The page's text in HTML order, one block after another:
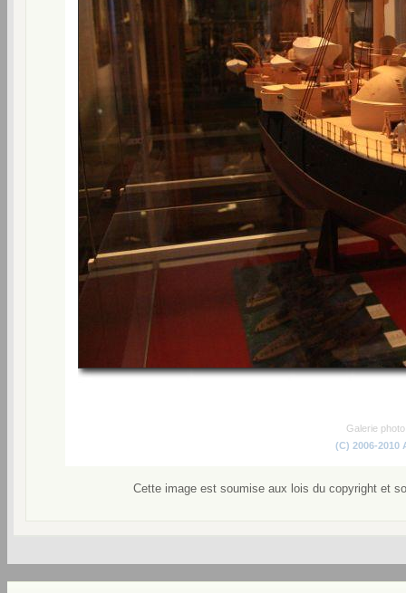
Galerie
(C) 2006-2010
Cette image est soumise aux lois du copyright et